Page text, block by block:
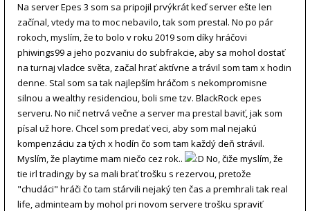
Na server Epes 3 som sa pripojil prvýkrát keď server ešte len
začínal, vtedy ma to moc nebavilo, tak som prestal. No po pár
rokoch, myslím, že to bolo v roku 2019 som díky hráčovi
phiwings99 a jeho pozvaniu do subfrakcie, aby sa mohol dostať
na turnaj vladce světa, začal hrať aktívne a trávil som tam x hodin
denne. Stal som sa tak najlepším hráčom s nekompromisne
silnou a wealthy residenciou, boli sme tzv. BlackRock epes
serveru. No nič netrvá večne a server ma prestal baviť, jak som
písal už hore. Chcel som predať veci, aby som mal nejakú
kompenzáciu za tých x hodín čo som tam každý deň strávil.
Myslím, že playtime mam niečo cez rok..
No, čiže myslím, že
tie irl tradingy by sa mali brať trošku s rezervou, pretože
"chudáci" hráči čo tam stárvili nejaký ten čas a premhrali tak real
life, adminteam by mohol pri novom servere trošku spraviť